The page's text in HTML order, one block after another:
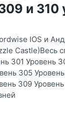
и 310
IOS и
Castle)Весь
301 Уровень
305
309